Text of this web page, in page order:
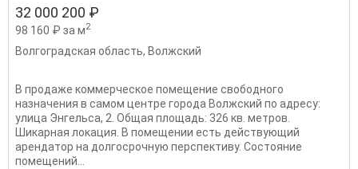
32 000 200 ₽
98 160 ₽ за м2
Волгоградская область, Волжский
В продаже коммерческое помещение свободного
назначения в самом центре города Волжский по адресу:
улица Энгельса, 2. Общая площадь: 326 кв. метров.
Шикарная локация. В помещении есть действующий
арендатор на долгосрочную перспективу. Состояние
помещений...